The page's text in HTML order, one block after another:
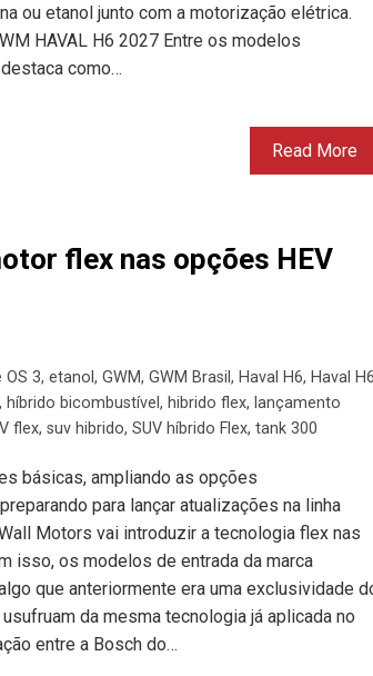
ou etanol junto com a motorização elétrica.
HAVAL H6 2027 Entre os modelos
como…
Read More
flex nas opções HEV
3, etanol , GWM, GWM Brasil , Haval H6, Haval H6
, híbrido bicombustível , hibrido flex, lançamento
flex, suv hibrido, SUV híbrido Flex, tank 300
básicas, ampliando as opções
para lançar atualizações na linha
Motors vai introduzir a tecnologia flex nas
isso, os modelos de entrada da marca
que anteriormente era uma exclusividade
da mesma tecnologia já aplicada no
entre a Bosch do…